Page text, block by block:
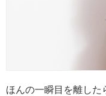
ほんの一瞬目を離した